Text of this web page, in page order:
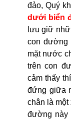
đảo, Quý
dưới biển
lưu giữ
con đường
mặt nước
trên con
cảm thấy
đứng giữa
chân là một
đường này